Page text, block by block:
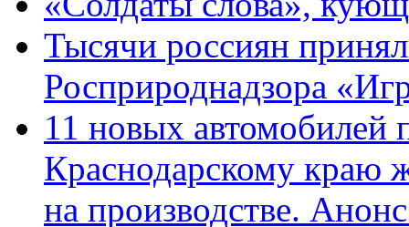
Тысячи россиян
Росприроднадзора
11 новых автомобилей
Краснодарскому краю
на производстве.